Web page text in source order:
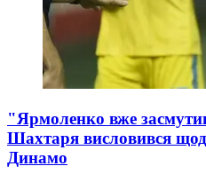
"Ярмоленко вже
Шахтаря висловився
Динамо